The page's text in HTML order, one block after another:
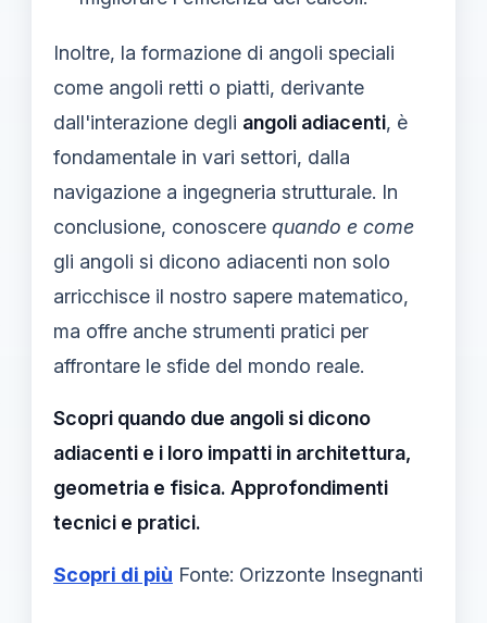
Inoltre, la formazione di angoli speciali
come angoli retti o piatti, derivante
dall'interazione degli angoli adiacenti, è
fondamentale in vari settori, dalla
navigazione a ingegneria strutturale. In
conclusione, conoscere quando e come
gli angoli si dicono adiacenti non solo
arricchisce il nostro sapere matematico,
ma offre anche strumenti pratici per
affrontare le sfide del mondo reale.
Scopri quando due angoli si dicono
adiacenti e i loro impatti in architettura,
geometria e fisica. Approfondimenti
tecnici e pratici.
Scopri di più Fonte: Orizzonte Insegnanti